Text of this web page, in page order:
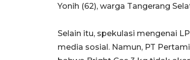
Yonih (62), warga Tangerang
Selain itu, spekulasi mengenai
media sosial. Namun, PT